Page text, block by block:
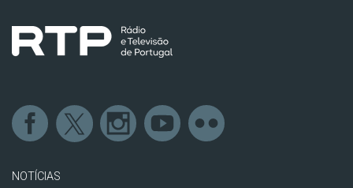
NOTÍCIAS